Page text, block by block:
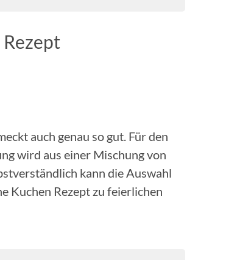
auch genau so gut. Für den
wird aus einer Mischung von
kann die Auswahl
Kuchen Rezept zu feierlichen